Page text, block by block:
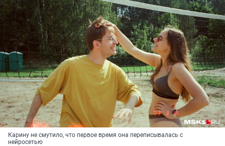
Карину не смутило, что первое время она переписывалась с
нейросетью